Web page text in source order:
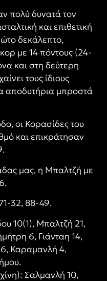
πολύ δυνατά τον
και επιθετική
δεκάλεπτο,
με 14 πόντους (24-
και στη δεύτερη
τους ίδιους
αποδυτήρια μπροστά
οι Κορασίδες του
και επικράτησαν
μας, η Μπαλτζή με
32, 88-49.
10(1), Μπαλτζή 21,
6, Γιάνταη 14,
Καραμανλή 4,
Σαλμανλή 10,